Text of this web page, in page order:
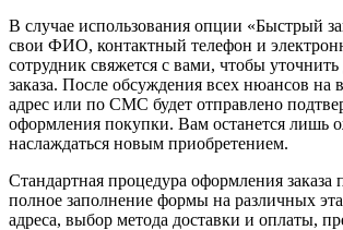
В случае использования опции «Быстрый
свои ФИО, контактный телефон и
сотрудник свяжется с вами, чтобы
заказа. После обсуждения всех нюансов на
адрес или по СМС будет отправлено
оформления покупки. Вам останется лишь
наслаждаться новым приобретением.
Стандартная процедура оформления заказа
полное заполнение формы на различных
адреса, выбор метода доставки и оплаты,